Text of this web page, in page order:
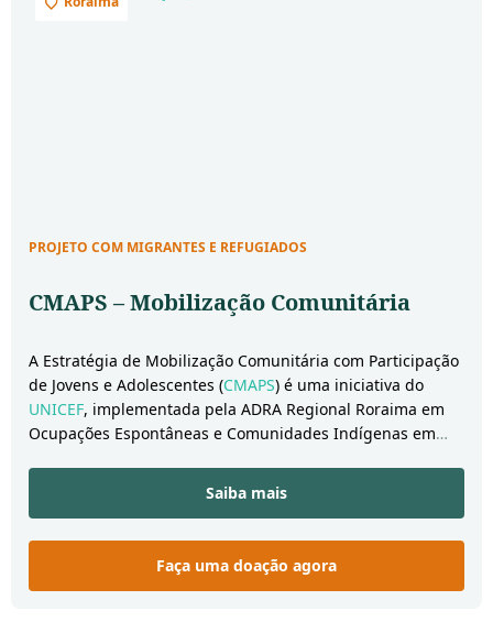
PROJETO COM MIGRANTES E REFUGIADOS
CMAPS – Mobilização Comunitária
A Estratégia de Mobilização Comunitária com Participação
de Jovens e Adolescentes (CMAPS) é uma iniciativa do
UNICEF, implementada pela ADRA Regional Roraima em
Ocupações Espontâneas e Comunidades Indígenas em
monitoramento e comunicação para mudança
social e de comportamento, a partir do envolvimento de
inovadoras para os desafios que suas comunidades
enfrentam. Trabalhamos com Jovens migrantes e
Saiba mais
Faça uma doação agora